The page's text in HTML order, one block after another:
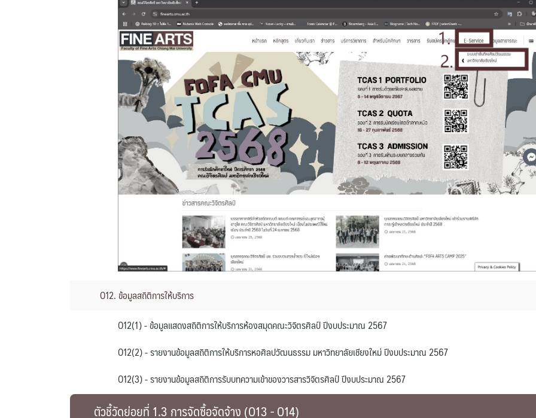
O12. ข้อมูลสถิติการให้บริการ
O12(1) - ข้อมูลแสดงสถิติการให้บริการห้องสมุดคณะวิจิตรศิลป์ ปีงบประมาณ 2567
O12(2) - รายงานข้อมูลสถิติการให้บริการหอศิลปวัฒนธรรม มหาวิทยาลัยเชียงใหม่ ปีงบประมาณ 2567
O12(3) - รายงานข้อมูลสถิติการรับบทความเข้าของวารสารวิจิตรศิลป์ ปีงบประมาณ 2567
ตัวชี้วัดย่อยที่ 1.3 การจัดซื้อจัดจ้าง (O13 - O14)